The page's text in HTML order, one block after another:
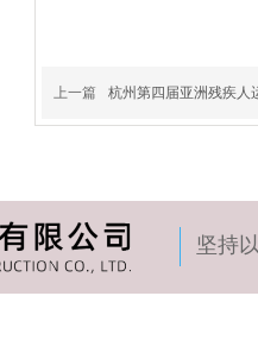
上一篇 杭州第四届亚洲残疾人
坚持